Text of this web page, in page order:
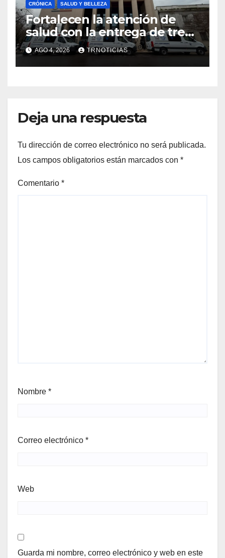
CRÓNICA SALUD Y BELLEZA
Fortalecen la atención de
salud con la entrega de tres
nuevas ambulancias para
Cauquenes y Sagrada Familia
AGO 4, 2026 TRNOTICIAS
Deja una respuesta
Tu dirección de correo electrónico no será publicada.
Los campos obligatorios están marcados con *
Comentario *
Nombre *
Correo electrónico *
Web
Guarda mi nombre, correo electrónico y web en este